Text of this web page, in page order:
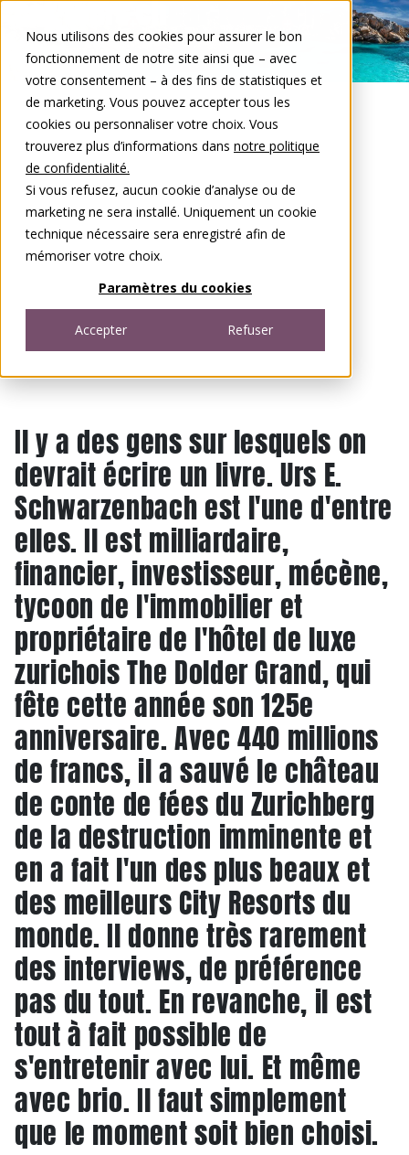
Nous utilisons des cookies pour assurer le bon
fonctionnement de notre site ainsi que – avec
votre consentement – à des fins de statistiques et
de marketing. Vous pouvez accepter tous les
cookies ou personnaliser votre choix. Vous
trouverez plus d’informations dans notre politique
de confidentialité.
Si vous refusez, aucun cookie d’analyse ou de
marketing ne sera installé. Uniquement un cookie
technique nécessaire sera enregistré afin de
mémoriser votre choix.
Paramètres du cookies
Accepter Refuser
Open menu
Il y a des gens sur lesquels on
devrait écrire un livre. Urs E.
Schwarzenbach est l'une d'entre
elles. Il est milliardaire,
financier, investisseur, mécène,
tycoon de l'immobilier et
propriétaire de l'hôtel de luxe
zurichois The Dolder Grand, qui
fête cette année son 125e
anniversaire. Avec 440 millions
de francs, il a sauvé le château
de conte de fées du Zurichberg
de la destruction imminente et
en a fait l'un des plus beaux et
des meilleurs City Resorts du
monde. Il donne très rarement
des interviews, de préférence
pas du tout. En revanche, il est
tout à fait possible de
s'entretenir avec lui. Et même
avec brio. Il faut simplement
que le moment soit bien choisi.